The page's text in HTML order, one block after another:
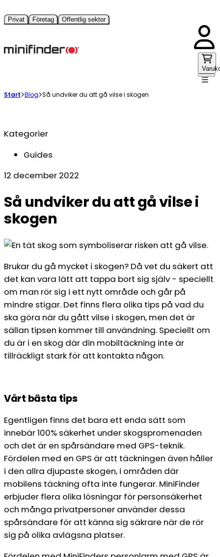
Privat Företag Offentlig sektor
Start Blog Så undviker du att gå vilse i skogen
Kategorier
Guides
12 december 2022
Så undviker du att gå vilse i
skogen
Brukar du gå mycket i skogen? Då vet du säkert att
det kan vara lätt att tappa bort sig själv - speciellt
om man rör sig i ett nytt område och går på
mindre stigar. Det finns flera olika tips på vad du
ska göra när du gått vilse i skogen, men det är
sällan tipsen kommer till användning. Speciellt om
du är i en skog där din mobiltäckning inte är
tillräckligt stark för att kontakta någon.
Vårt bästa tips
Egentligen finns det bara ett enda sätt som
innebär 100% säkerhet under skogspromenaden
och det är en spårsändare med GPS-teknik.
Fördelen med en GPS är att täckningen även håller
i den allra djupaste skogen, i områden där
mobilens täckning ofta inte fungerar. MiniFinder
erbjuder flera olika lösningar för personsäkerhet
och många privatpersoner använder dessa
spårsändare för att känna sig säkrare när de rör
sig på olika avlägsna platser.